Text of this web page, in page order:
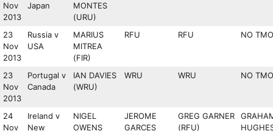
Nov
2013
Japan
MONTES
(URU)
23
Nov
2013
Russia v
USA
MARIUS
MITREA
(FIR)
RFU RFU NO TMO
23
Nov
2013
Portugal v
Canada
IAN DAVIES
(WRU)
WRU WRU NO TMO
24
Nov
Ireland v
New
NIGEL
OWENS
JEROME
GARCES
GREG GARNER
(RFU)